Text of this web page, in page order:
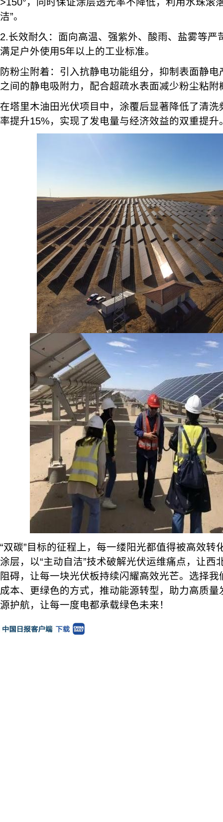
洁”。
2.长效耐久：面向高温、强紫外、酸雨、盐雾等严
满足户外使用5年以上的工业标准。
防粉尘附着：引入抗静电功能组分，抑制表面静
之间的静电吸附力，配合超疏水表面减少粉尘粘附
在塔里木油田光伏项目中，涂覆后显著降低了清
率提升15%，实现了发电量与经济效益的双重提升
“双碳”目标的征程上，每一缕阳光都值得被高效转
涂层，以“主动自洁”技术破解光伏运维痛点，让西
阻碍，让每一块光伏板持续闪耀高效光芒。选择
成本、更绿色的方式，推动能源转型，助力高质
源护航，让每一度电都承载绿色未来！